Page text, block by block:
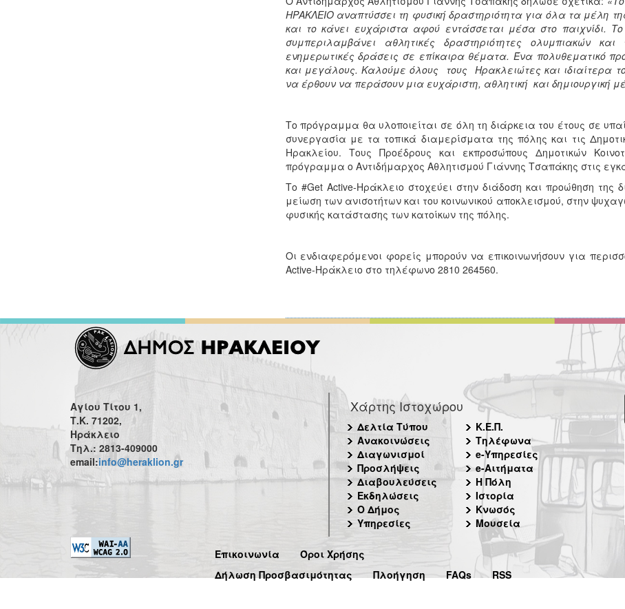
ΗΡΑΚΛΕΙΟ αναπτύσσει τη φυσική δραστηριότητα για όλα τα μέλη
και το κάνει ευχάριστα αφού εντάσσεται μέσα στο παιχνίδι.
συμπεριλαμβάνει αθλητικές δραστηριότητες ολυμπιακών
ενημερωτικές δράσεις σε επίκαιρα θέματα. Ένα πολυθεματικό
και μεγάλους. Καλούμε όλους τους Ηρακλειώτες και ιδιαίτερα
να έρθουν να περάσουν μια ευχάριστη, αθλητική και δημιουργική
Το πρόγραμμα θα υλοποιείται σε όλη τη διάρκεια του έτους σε
συνεργασία με τα τοπικά διαμερίσματα της πόλης και τις
Ηρακλείου. Τους Προέδρους και εκπροσώπους Δημοτικών
πρόγραμμα ο Αντιδήμαρχος Αθλητισμού Γιάννης Τσαπάκης στις
Το #Get Active-Ηράκλειο στοχεύει στην διάδοση και προώθηση της
μείωση των ανισοτήτων και του κοινωνικού αποκλεισμού, στην
φυσικής κατάστασης των κατοίκων της πόλης.
Οι ενδιαφερόμενοι φορείς μπορούν να επικοινωνήσουν για
Active-Ηράκλειο στο τηλέφωνο 2810 264560.
Αγίου Τίτου 1,
Τ.Κ. 71202,
Ηράκλειο
Τηλ.: 2813-409000
email:info@heraklion.gr
Χάρτης Ιστοχώρου
Δελτία Τύπου
Ανακοινώσεις
Διαγωνισμοί
Προσλήψεις
Διαβουλεύσεις
Εκδηλώσεις
Ο Δήμος
Υπηρεσίες
Κ.Ε.Π.
Τηλέφωνα
e-Υπηρεσίες
e-Αιτήματα
Η Πόλη
Ιστορία
Κνωσός
Μουσεία
Επικοινωνία
Όροι Χρήσης
Δήλωση Προσβασιμότητας
Πλοήγηση FAQs RSS